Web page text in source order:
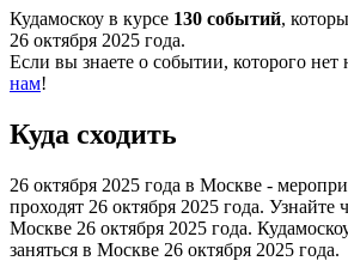
Кудамоскоу в курсе 130 событий,
26 октября 2025 года.
Если вы знаете о событии, которого нет
нам!
Куда сходить
26 октября 2025 года в Москве -
проходят 26 октября 2025 года. Узнайте
Москве 26 октября 2025 года.
заняться в Москве 26 октября 2025 года.